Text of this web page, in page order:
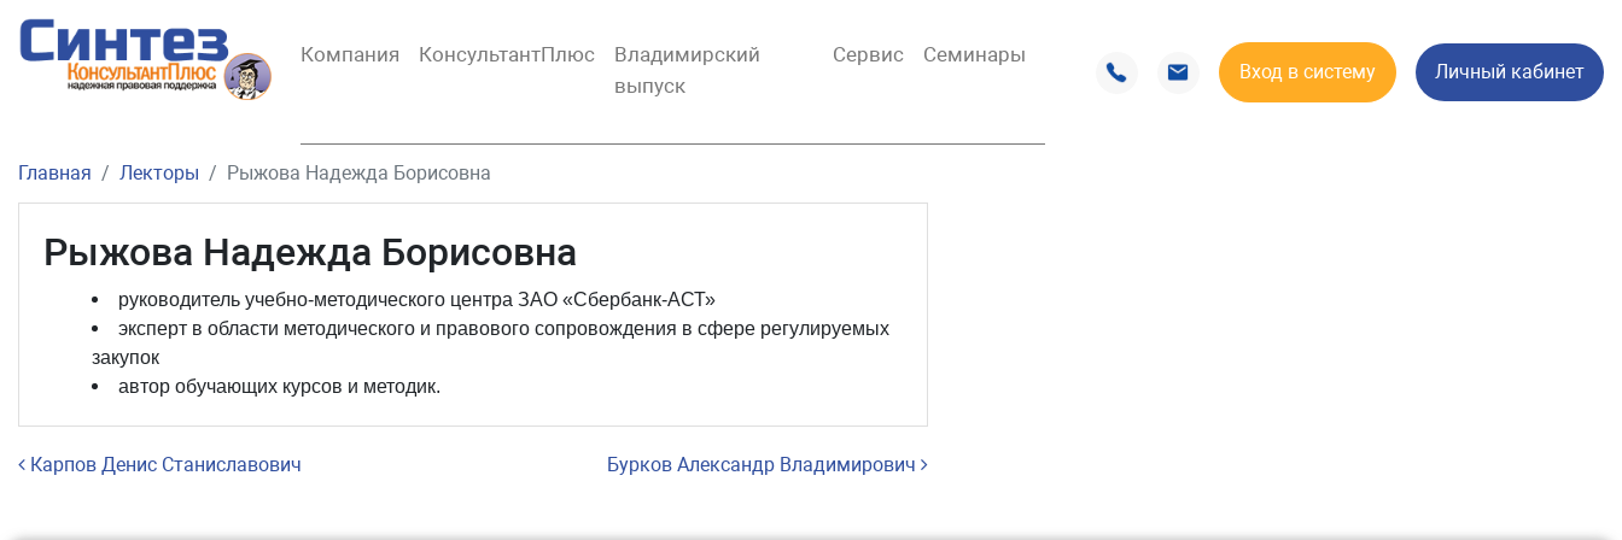
Компания КонсультантПлюс
Владимирский
выпуск
Сервис Семинары
Вход в систему Личный кабинет
Главная Лекторы Рыжова Надежда Борисовна
Рыжова Надежда Борисовна
руководитель учебно-методического центра ЗАО «Сбербанк-АСТ»
эксперт в области методического и правового сопровождения в сфере регулируемых
закупок
автор обучающих курсов и методик.
Навигация по записям
Карпов Денис Станиславович Бурков Александр Владимирович